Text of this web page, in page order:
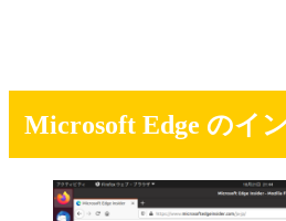
Microsoft Edge のイ